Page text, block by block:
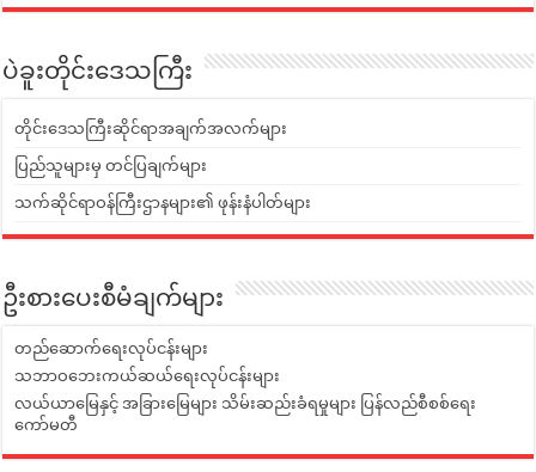
ပဲခူးတိုင်းဒေသကြီး
တိုင်းဒေသကြီးဆိုင်ရာအချက်အလက်များ
ပြည်သူများမှ တင်ပြချက်များ
သက်ဆိုင်ရာဝန်ကြီးဌာနများ၏ ဖုန်းနံပါတ်များ
ဦးစားပေးစီမံချက်များ
တည်ဆောက်ရေးလုပ်ငန်းများ
သဘာဝဘေးကယ်ဆယ်ရေးလုပ်ငန်းများ
လယ်ယာမြေနှင့် အခြားမြေများ သိမ်းဆည်းခံရမှုများ ပြန်လည်စီစစ်ရေး
ကော်မတီ